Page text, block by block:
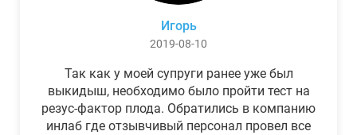
Игорь
2019-08-10
Так как у моей супруги ранее уже был
выкидыш, необходимо было пройти тест на
резус-фактор плода. Обратились в компанию
инлаб где отзывчивый персонал провел все